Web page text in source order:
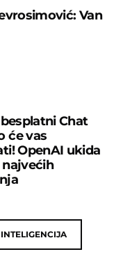
Van
Chat
će vas
OpenAI ukida